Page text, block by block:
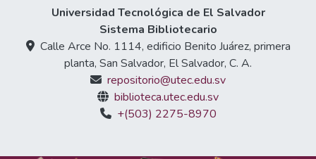
Universidad Tecnológica de El Salvador
Sistema Bibliotecario
Calle Arce No. 1114, edificio Benito Juárez, primera
planta, San Salvador, El Salvador, C. A.
repositorio@utec.edu.sv
biblioteca.utec.edu.sv
+(503) 2275-8970